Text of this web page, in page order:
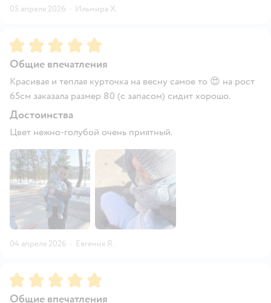
05 апреля 2026 · Ильмира Х.
Рейтинг:5
Общие впечатления
Красивая и теплая курточка на весну самое то 😍 на рост
65см заказала размер 80 (с запасом) сидит хорошо.
Достоинства
Цвет нежно-голубой очень приятный.
04 апреля 2026 · Евгения Я.
Рейтинг:5
Общие впечатления